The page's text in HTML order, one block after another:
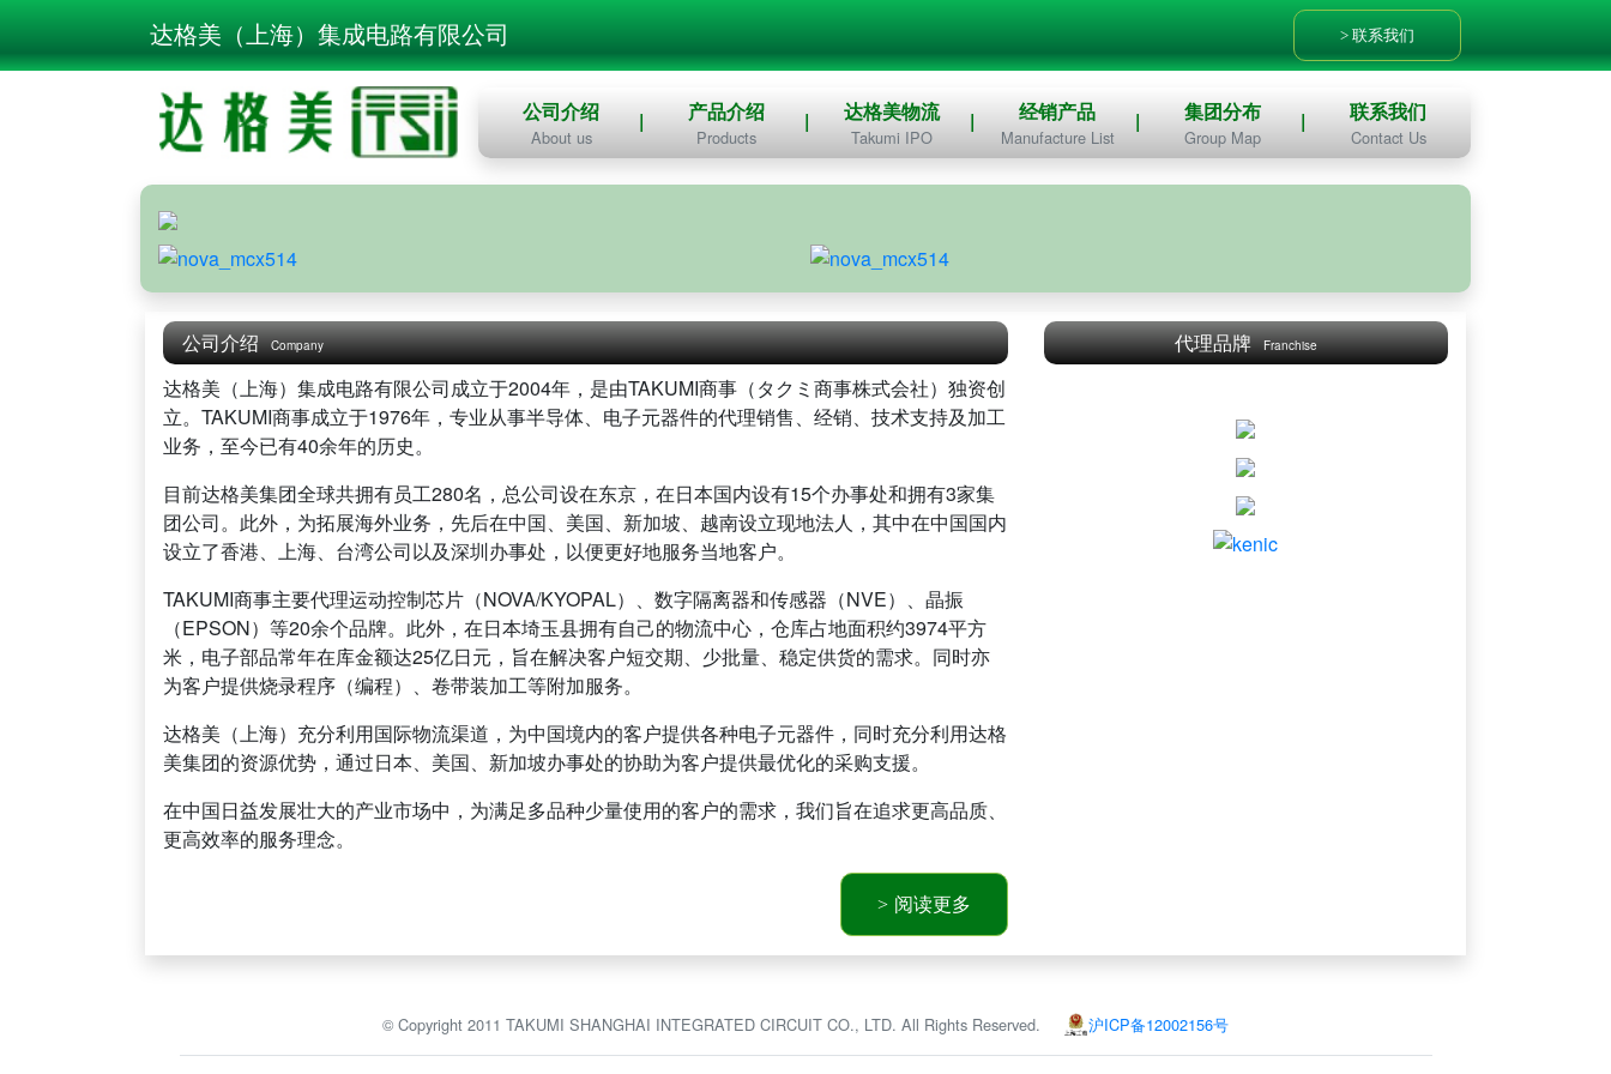
达格美（上海）集成电路有限公司 联系我们
公司介绍
About us
产品介绍
Products
达格美物流
Takumi IPO
经销产品
Manufacture List
集团分布
Group Map
联系我们
Contact Us
公司介绍 Company
达格美（上海）集成电路有限公司成立于2004年，是由TAKUMI商事（タクミ商事株式会社）独资创
立。TAKUMI商事成立于1976年，专业从事半导体、电子元器件的代理销售、经销、技术支持及加工
业务，至今已有40余年的历史。
目前达格美集团全球共拥有员工280名，总公司设在东京，在日本国内设有15个办事处和拥有3家集
团公司。此外，为拓展海外业务，先后在中国、美国、新加坡、越南设立现地法人，其中在中国国内
设立了香港、上海、台湾公司以及深圳办事处，以便更好地服务当地客户。
TAKUMI商事主要代理运动控制芯片（NOVA/KYOPAL）、数字隔离器和传感器（NVE）、晶振
（EPSON）等20余个品牌。此外，在日本埼玉县拥有自己的物流中心，仓库占地面积约3974平方
米，电子部品常年在库金额达25亿日元，旨在解决客户短交期、少批量、稳定供货的需求。同时亦
为客户提供烧录程序（编程）、卷带装加工等附加服务。
达格美（上海）充分利用国际物流渠道，为中国境内的客户提供各种电子元器件，同时充分利用达格
美集团的资源优势，通过日本、美国、新加坡办事处的协助为客户提供最优化的采购支援。
在中国日益发展壮大的产业市场中，为满足多品种少量使用的客户的需求，我们旨在追求更高品质、
更高效率的服务理念。
阅读更多
代理品牌 Franchise
© Copyright 2011 TAKUMI SHANGHAI INTEGRATED CIRCUIT CO., LTD. All Rights Reserved. 沪ICP备12002156号